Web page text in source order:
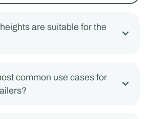
are suitable for the
common use cases for